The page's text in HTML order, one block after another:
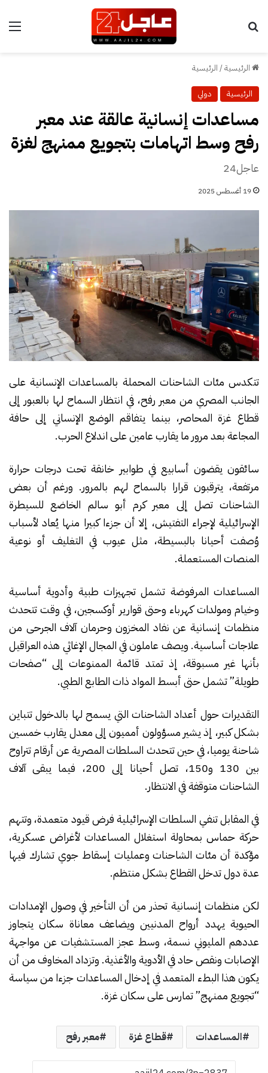
الرئيسية/ الرئيسية
الرئيسية دولي
مساعدات إنسانية عالقة عند معبر
رفح وسط اتهامات بتجويع ممنهج لغزة
عاجل24
19 أغسطس 2025
تتكدس مئات الشاحنات المحملة بالمساعدات الإنسانية على
الجانب المصري من معبر رفح، في انتظار السماح لها بالعبور إلى
قطاع غزة المحاصر، بينما يتفاقم الوضع الإنساني إلى حافة
المجاعة بعد مرور ما يقارب عامين على اندلاع الحرب.
سائقون يقضون أسابيع في طوابير خانقة تحت درجات حرارة
مرتفعة، يترقبون قرارا بالسماح لهم بالمرور. ورغم أن بعض
الشاحنات تصل إلى معبر كرم أبو سالم الخاضع للسيطرة
الإسرائيلية لإجراء التفتيش، إلا أن جزءا كبيرا منها يُعاد لأسباب
وُصفت أحيانا بالبسيطة، مثل عيوب في التغليف أو نوعية
المنصات المستعملة.
المساعدات المرفوضة تشمل تجهيزات طبية وأدوية أساسية
وخيام ومولدات كهرباء وحتى قوارير أوكسجين، في وقت تتحدث
منظمات إنسانية عن نفاد المخزون وحرمان آلاف الجرحى من
علاجات أساسية. ويصف عاملون في المجال الإغاثي هذه العراقيل
بأنها غير مسبوقة، إذ تمتد قائمة الممنوعات إلى “صفحات
طويلة” تشمل حتى أبسط المواد ذات الطابع الطبي.
التقديرات حول أعداد الشاحنات التي يسمح لها بالدخول تتباين
بشكل كبير، إذ يشير مسؤولون أمميون إلى معدل يقارب خمسين
شاحنة يوميا، في حين تتحدث السلطات المصرية عن أرقام تتراوح
بين 130 و150، تصل أحيانا إلى 200، فيما يبقى آلاف
الشاحنات متوقفة في الانتظار.
في المقابل تنفي السلطات الإسرائيلية فرض قيود متعمدة، وتتهم
حركة حماس بمحاولة استغلال المساعدات لأغراض عسكرية،
مؤكدة أن مئات الشاحنات وعمليات إسقاط جوي تشارك فيها
عدة دول تدخل القطاع بشكل منتظم.
لكن منظمات إنسانية تحذر من أن التأخير في وصول الإمدادات
الحيوية يهدد أرواح المدنيين ويضاعف معاناة سكان يتجاوز
عددهم المليوني نسمة، وسط عجز المستشفيات عن مواجهة
الإصابات ونقص حاد في الأدوية والأغذية. وتزداد المخاوف من أن
يكون هذا البطء المتعمد في إدخال المساعدات جزءا من سياسة
“تجويع ممنهج” تمارس على سكان غزة.
المساعدات قطاع غزة معبر رفح